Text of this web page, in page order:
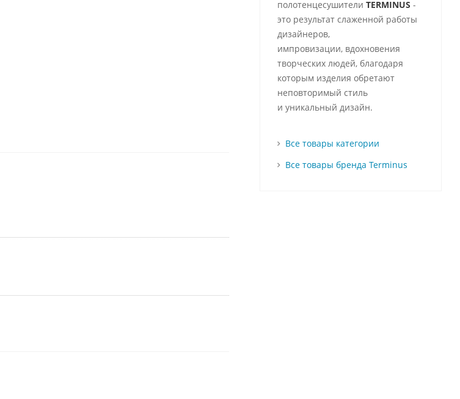
полотенцесушители TERMINUS -
это результат слаженной работы
дизайнеров,
импровизации, вдохновения
творческих людей, благодаря
которым изделия обретают
неповторимый стиль
и уникальный дизайн.
Все товары категории
Все товары бренда Terminus